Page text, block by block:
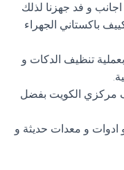
و فد جهزنا لذلك
باكستاني الجهراء
تنظيف الدكات و
مركزي الكويت بفضل
و معدات حديثة و